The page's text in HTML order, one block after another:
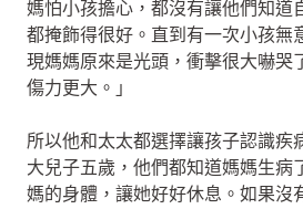
媽怕小孩擔心，都沒有讓他們知道
都掩飾得很好。直到有一次小孩無
現媽媽原來是光頭，衝擊很大嚇哭
傷力更大。」
所以他和太太都選擇讓孩子認識疾
大兒子五歲，他們都知道媽媽生病
媽的身體，讓她好好休息。如果沒